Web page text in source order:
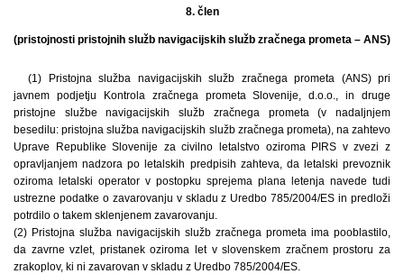
8. člen
(pristojnosti pristojnih služb navigacijskih služb zračnega prometa – ANS)
(1) Pristojna služba navigacijskih služb zračnega prometa (ANS) pri
javnem podjetju Kontrola zračnega prometa Slovenije, d.o.o., in druge
pristojne službe navigacijskih služb zračnega prometa (v nadaljnjem
besedilu: pristojna služba navigacijskih služb zračnega prometa), na zahtevo
Uprave Republike Slovenije za civilno letalstvo oziroma PIRS v zvezi z
opravljanjem nadzora po letalskih predpisih zahteva, da letalski prevoznik
oziroma letalski operator v postopku sprejema plana letenja navede tudi
ustrezne podatke o zavarovanju v skladu z Uredbo 785/2004/ES in predloži
potrdilo o takem sklenjenem zavarovanju.
(2) Pristojna služba navigacijskih služb zračnega prometa ima pooblastilo,
da zavrne vzlet, pristanek oziroma let v slovenskem zračnem prostoru za
zrakoplov, ki ni zavarovan v skladu z Uredbo 785/2004/ES.